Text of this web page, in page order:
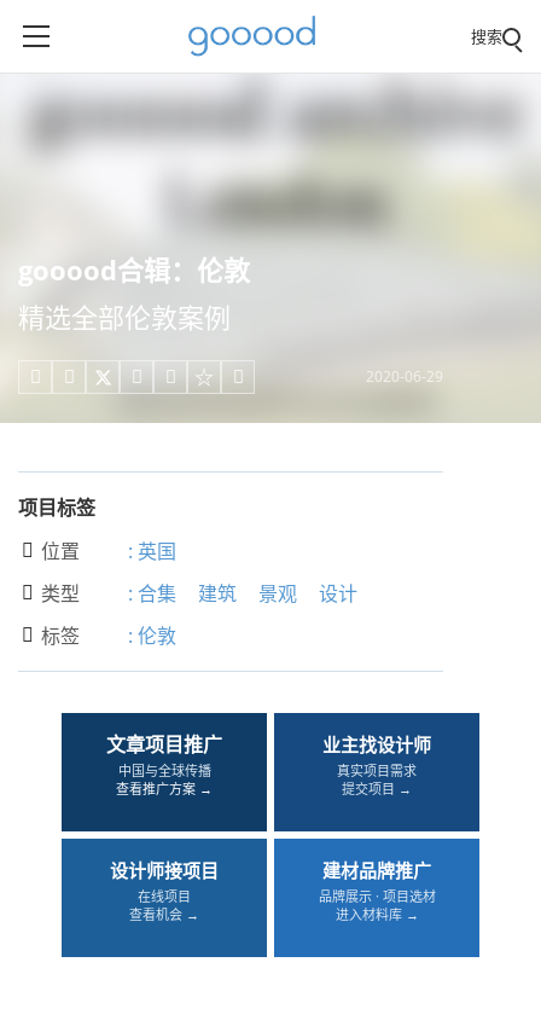
搜索
gooood合辑：伦敦
精选全部伦敦案例
     2020-06-29
项目标签
 位置 : 英国
 类型 : 合集 建筑 景观 设计
 标签 : 伦敦
文章项目推广
中国与全球传播
查看推广方案 →
业主找设计师
真实项目需求
提交项目 →
设计师接项目
在线项目
查看机会 →
建材品牌推广
品牌展示 · 项目选材
进入材料库 →